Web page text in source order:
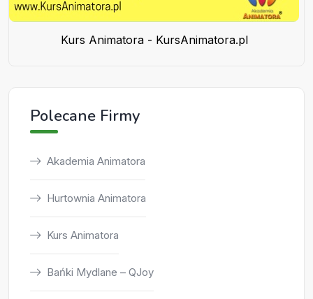
Kurs Animatora - KursAnimatora.pl
Polecane Firmy
Akademia Animatora
Hurtownia Animatora
Kurs Animatora
Bańki Mydlane – QJoy